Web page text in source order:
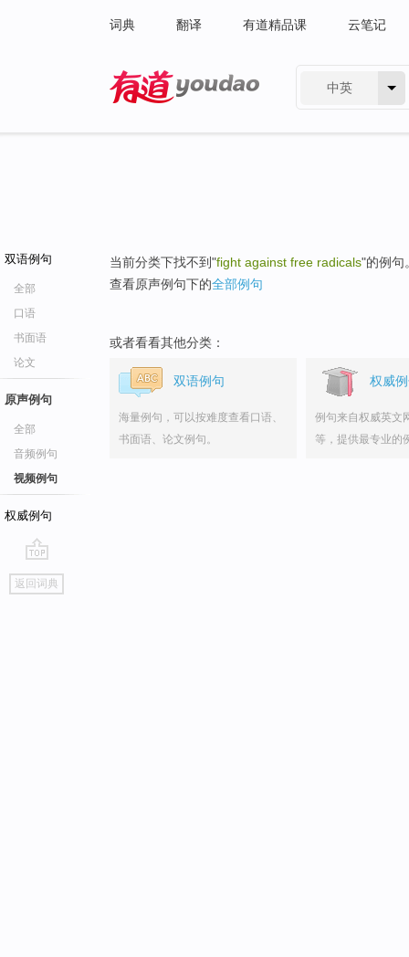
词典 翻译 有道精品课 云笔记
中英
双语例句
全部
口语
书面语
论文
原声例句
全部
音频例句
视频例句
权威例句
go
top
返回词典
当前分类下找不到"fight against free radicals"的例句
查看原声例句下的全部例句
或者看看其他分类：
双语例句
海量例句，可以按难度查看口语、
书面语、论文例句。
权威
例句来自权威英文
等，提供最专业的